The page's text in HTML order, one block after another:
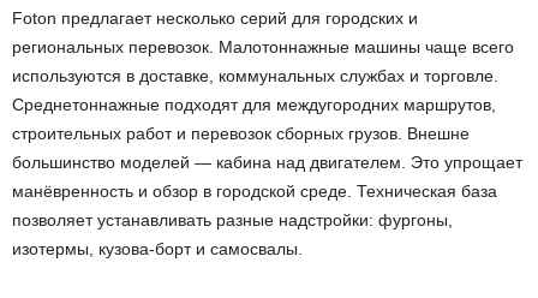
Foton предлагает несколько серий для городских и
региональных перевозок. Малотоннажные машины чаще всего
используются в доставке, коммунальных службах и торговле.
Среднетоннажные подходят для междугородних маршрутов,
строительных работ и перевозок сборных грузов. Внешне
большинство моделей — кабина над двигателем. Это упрощает
манёвренность и обзор в городской среде. Техническая база
позволяет устанавливать разные надстройки: фургоны,
изотермы, кузова-борт и самосвалы.